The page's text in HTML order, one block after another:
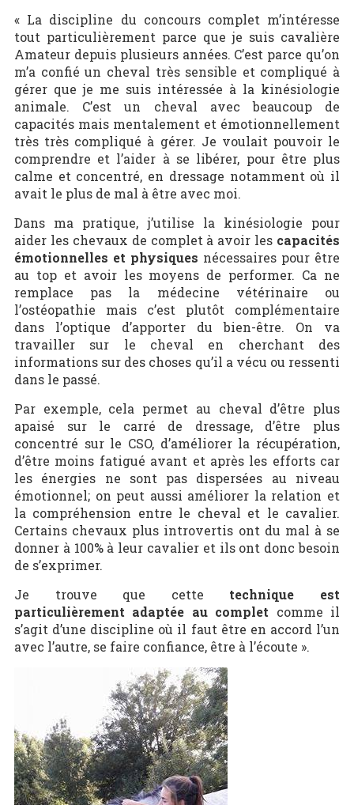
« La discipline du concours complet m’intéresse
tout particulièrement parce que je suis cavalière
Amateur depuis plusieurs années. C’est parce qu’on
m’a confié un cheval très sensible et compliqué à
gérer que je me suis intéressée à la kinésiologie
animale. C’est un cheval avec beaucoup de
capacités mais mentalement et émotionnellement
très très compliqué à gérer. Je voulait pouvoir le
comprendre et l’aider à se libérer, pour être plus
calme et concentré, en dressage notamment où il
avait le plus de mal à être avec moi.
Dans ma pratique, j’utilise la kinésiologie pour
aider les chevaux de complet à avoir les capacités
émotionnelles et physiques nécessaires pour être
au top et avoir les moyens de performer. Ca ne
remplace pas la médecine vétérinaire ou
l’ostéopathie mais c’est plutôt complémentaire
dans l’optique d’apporter du bien-être. On va
travailler sur le cheval en cherchant des
informations sur des choses qu’il a vécu ou ressenti
dans le passé.
Par exemple, cela permet au cheval d’être plus
apaisé sur le carré de dressage, d’être plus
concentré sur le CSO, d’améliorer la récupération,
d’être moins fatigué avant et après les efforts car
les énergies ne sont pas dispersées au niveau
émotionnel; on peut aussi améliorer la relation et
la compréhension entre le cheval et le cavalier.
Certains chevaux plus introvertis ont du mal à se
donner à 100% à leur cavalier et ils ont donc besoin
de s’exprimer.
Je trouve que cette technique est
particulièrement adaptée au complet comme il
s’agit d’une discipline où il faut être en accord l’un
avec l’autre, se faire confiance, être à l’écoute ».